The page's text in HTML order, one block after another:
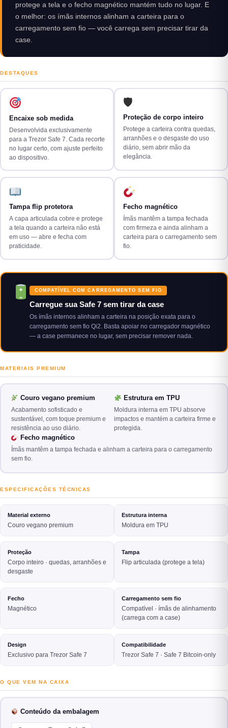
protege a tela e o fecho magnético mantém tudo no lugar. E
o melhor: os ímãs internos alinham a carteira para o
carregamento sem fio — você carrega sem precisar tirar da
case.
DESTAQUES
Encaixe sob medida
Desenvolvida exclusivamente
para a Trezor Safe 7. Cada recorte
no lugar certo, com ajuste perfeito
ao dispositivo.
🛡
Proteção de corpo inteiro
Protege a carteira contra quedas,
arranhões e o desgaste do uso
diário, sem abrir mão da
elegância.
Tampa flip protetora
A capa articulada cobre e protege
a tela quando a carteira não está
em uso — abre e fecha com
praticidade.
Fecho magnético
Ímãs mantêm a tampa fechada
com firmeza e ainda alinham a
carteira para o carregamento sem
fio.
COMPATÍVEL COM CARREGAMENTO SEM FIO
Carregue sua Safe 7 sem tirar da case
Os ímãs internos alinham a carteira na posição exata para o
carregamento sem fio Qi2. Basta apoiar no carregador magnético
— a case permanece no lugar, sem precisar remover nada.
MATERIAIS PREMIUM
Couro vegano premium
Acabamento sofisticado e
sustentável, com toque premium e
resistência ao uso diário.
Estrutura em TPU
Moldura interna em TPU absorve
impactos e mantém a carteira firme e
protegida.
Fecho magnético
Ímãs mantêm a tampa fechada e alinham a carteira para o carregamento
sem fio.
ESPECIFICAÇÕES TÉCNICAS
Material externo
Couro vegano premium
Estrutura interna
Moldura em TPU
Proteção
Corpo inteiro · quedas, arranhões e
desgaste
Tampa
Flip articulada (protege a tela)
Fecho
Magnético
Carregamento sem fio
Compatível · ímãs de alinhamento
(carrega com a case)
Design
Exclusivo para Trezor Safe 7
Compatibilidade
Trezor Safe 7 · Safe 7 Bitcoin-only
O QUE VEM NA CAIXA
Conteúdo da embalagem